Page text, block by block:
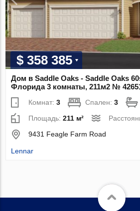
$ 358 385
Дом в Saddle Oaks - Saddle Oaks
Флорида 3 комнаты, 211м2 №
Комнат:3 Спален:3
Площадь:211 м²
9431 Feagle Farm Road
Lennar